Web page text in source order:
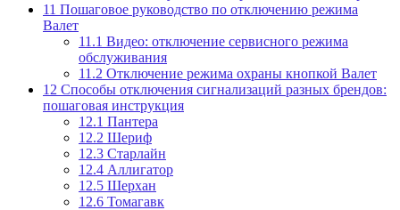
11 Пошаговое руководство по отключению режима
Валет
11.1 Видео: отключение сервисного режима
обслуживания
11.2 Отключение режима охраны кнопкой Валет
12 Способы отключения сигнализаций разных брендов:
пошаговая инструкция
12.1 Пантера
12.2 Шериф
12.3 Старлайн
12.4 Аллигатор
12.5 Шерхан
12.6 Томагавк